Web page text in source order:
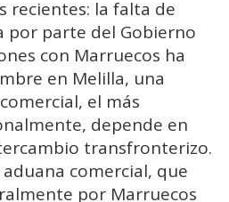
recientes: la falta de
por parte del Gobierno
con Marruecos ha
en Melilla, una
el más
depende en
transfronterizo.
comercial, que
por Marruecos